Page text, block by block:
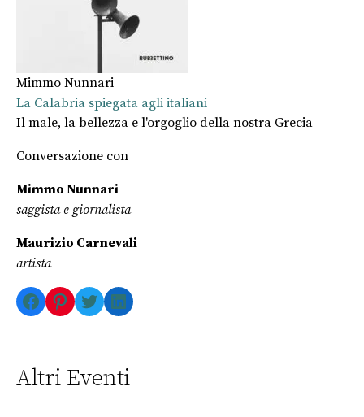
Mimmo Nunnari
La Calabria spiegata agli italiani
Il male, la bellezza e l'orgoglio della nostra Grecia
Conversazione con
Mimmo Nunnari
saggista e giornalista
Maurizio Carnevali
artista
Facebook
Pinterest
TwitterLinkedIn
Altri Eventi